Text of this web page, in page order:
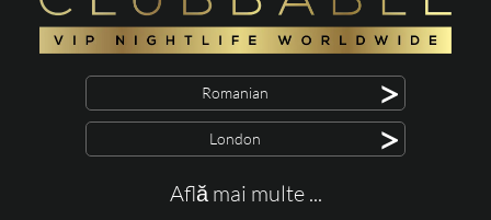
Romanian >
London >
Află mai multe ...